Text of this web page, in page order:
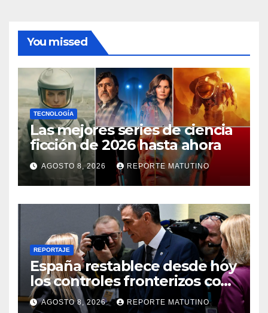
You missed
TECNOLOGÍA
Las mejores series de ciencia
ficción de 2026 hasta ahora
AGOSTO 8, 2026 REPORTE MATUTINO
REPORTAJE
España restablece desde hoy
los controles fronterizos con
Italia tras el rechazo de Roma
AGOSTO 8, 2026 REPORTE MATUTINO